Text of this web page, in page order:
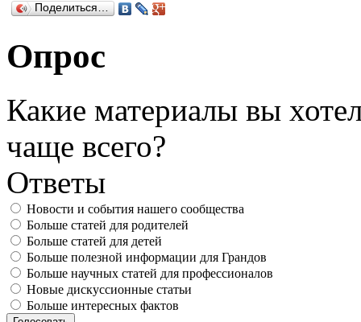
Поделиться…
Опрос
Какие материалы вы
чаще всего?
Ответы
Новости и события нашего сообщества
Больше статей для родителей
Больше статей для детей
Больше полезной информации для Грандов
Больше научных статей для профессионалов
Новые дискуссионные статьи
Больше интересных фактов